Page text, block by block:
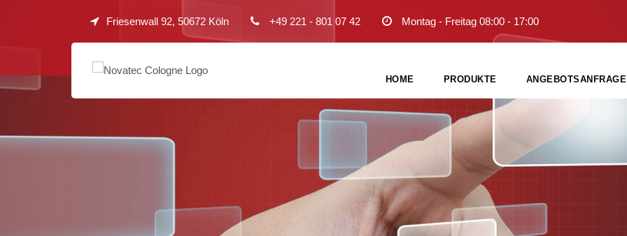
Friesenwall 92, 50672 Köln +49 221 - 801 07 42 Montag - Freitag 08:00 - 17:00
HOME PRODUKTE ANGEBOTSANFRAGE